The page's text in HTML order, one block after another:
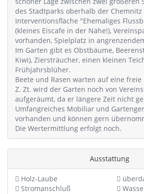
des Stadtparks oberhalb der
Interventionsfläche "Ehemaliges
(kleines Eiscafe in der Nähe!),
vorhanden, Spielplatz in
Im Garten gibt es Obstbäume,
Kiwi), Ziersträucher, einen kleinen
Frühjahrsblüher.
Beete und Rasen warten auf eine freie
Z. Zt. wird der Garten noch von
aufgeräumt, da er längere Zeit nicht
Umfangreiches Mobiliar und
vorhanden und können gern
Die Wertermittlung erfolgt noch.
Ausstattung
Holz-Laube
Stromanschluß